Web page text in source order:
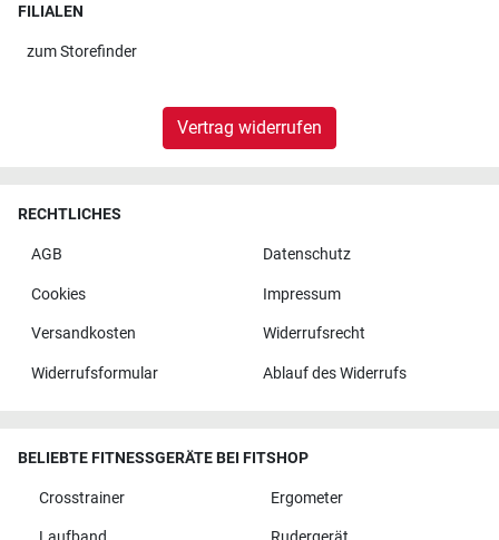
FILIALEN
zumStorefinder
Vertrag widerrufen
RECHTLICHES
AGB Datenschutz
Cookies Impressum
Versandkosten Widerrufsrecht
Widerrufsformular Ablauf des Widerrufs
BELIEBTE FITNESSGERÄTE BEI FITSHOP
Crosstrainer Ergometer